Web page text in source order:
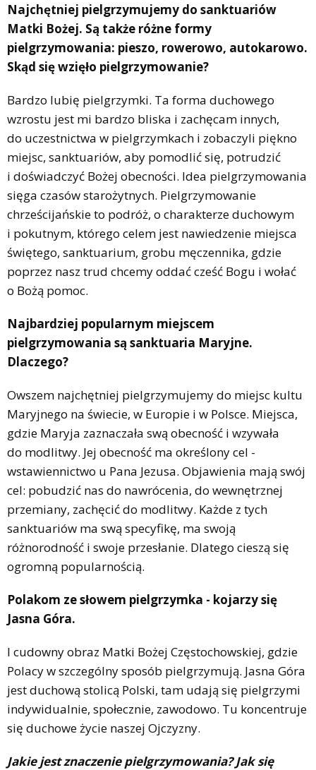
Najchętniej pielgrzymujemy do sanktuariów
Matki Bożej. Są także różne formy
pielgrzymowania: pieszo, rowerowo, autokarowo.
Skąd się wzięło pielgrzymowanie?
Bardzo lubię pielgrzymki. Ta forma duchowego
wzrostu jest mi bardzo bliska i zachęcam innych,
do uczestnictwa w pielgrzymkach i zobaczyli piękno
miejsc, sanktuariów, aby pomodlić się, potrudzić
i doświadczyć Bożej obecności. Idea pielgrzymowania
sięga czasów starożytnych. Pielgrzymowanie
chrześcijańskie to podróż, o charakterze duchowym
i pokutnym, którego celem jest nawiedzenie miejsca
świętego, sanktuarium, grobu męczennika, gdzie
poprzez nasz trud chcemy oddać cześć Bogu i wołać
o Bożą pomoc.
Najbardziej popularnym miejscem
pielgrzymowania są sanktuaria Maryjne.
Dlaczego?
Owszem najchętniej pielgrzymujemy do miejsc kultu
Maryjnego na świecie, w Europie i w Polsce. Miejsca,
gdzie Maryja zaznaczała swą obecność i wzywała
do modlitwy. Jej obecność ma określony cel -
wstawiennictwo u Pana Jezusa. Objawienia mają swój
cel: pobudzić nas do nawrócenia, do wewnętrznej
przemiany, zachęcić do modlitwy. Każde z tych
sanktuariów ma swą specyfikę, ma swoją
różnorodność i swoje przesłanie. Dlatego cieszą się
ogromną popularnością.
Polakom ze słowem pielgrzymka - kojarzy się
Jasna Góra.
I cudowny obraz Matki Bożej Częstochowskiej, gdzie
Polacy w szczególny sposób pielgrzymują. Jasna Góra
jest duchową stolicą Polski, tam udają się pielgrzymi
indywidualnie, społecznie, zawodowo. Tu koncentruje
się duchowe życie naszej Ojczyzny.
Jakie jest znaczenie pielgrzymowania? Jak się